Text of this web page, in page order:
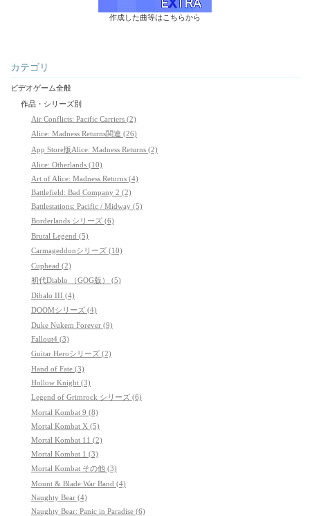
作成した曲等はこちらから
カテゴリ
ビデオゲーム全般
作品・シリーズ別
Air Conflicts: Pacific Carriers (2)
Alice: Madness Returns関連 (26)
App Store版Alice: Madness Returns (2)
Alice: Otherlands (10)
Art of Alice: Madness Returns (4)
Battlefield: Bad Company 2 (2)
Battlestations: Pacific / Midway (5)
Borderlands シリーズ (6)
Brutal Legend (5)
Carmageddonシリーズ (10)
Cuphead (2)
初代Diablo （GOG版） (5)
Dibalo III (4)
DOOMシリーズ (4)
Duke Nukem Forever (9)
Fallout4 (3)
Guitar Heroシリーズ (2)
Hand of Fate (3)
Hollow Knight (3)
Legend of Grimrock シリーズ (6)
Mortal Kombat 9 (8)
Mortal Kombat X (5)
Mortal Kombat 11 (2)
Mortal Kombat 1 (3)
Mortal Kombat その他 (3)
Mount & Blade:War Band (4)
Naughty Bear (4)
Naughty Bear: Panic in Paradise (6)